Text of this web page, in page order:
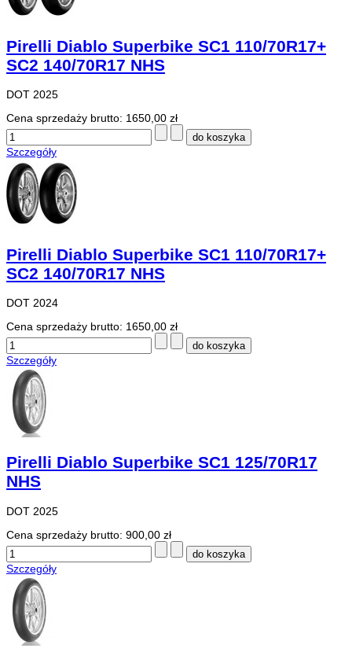
Pirelli Diablo Superbike SC1 110/70R17+
SC2 140/70R17 NHS
DOT 2025
Cena sprzedaży brutto: 1650,00 zł
Szczegóły
Pirelli Diablo Superbike SC1 110/70R17+
SC2 140/70R17 NHS
DOT 2024
Cena sprzedaży brutto: 1650,00 zł
Szczegóły
Pirelli Diablo Superbike SC1 125/70R17
NHS
DOT 2025
Cena sprzedaży brutto: 900,00 zł
Szczegóły